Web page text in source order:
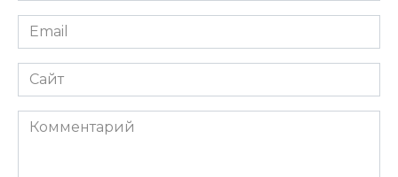
Email
*
Сайт
Комментарий